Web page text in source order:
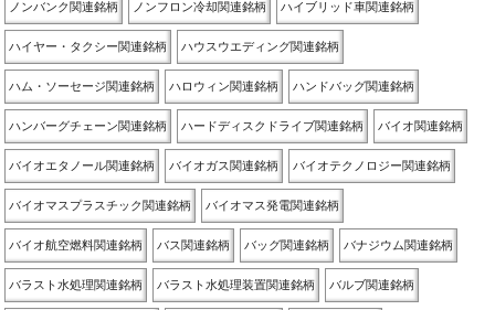
ノンバンク関連銘柄 ノンフロン冷却関連銘柄 ハイブリッド車関連銘柄
ハイヤー・タクシー関連銘柄 ハウスウエディング関連銘柄
ハム・ソーセージ関連銘柄 ハロウィン関連銘柄 ハンドバッグ関連銘柄
ハンバーグチェーン関連銘柄 ハードディスクドライブ関連銘柄 バイオ関連銘柄
バイオエタノール関連銘柄 バイオガス関連銘柄 バイオテクノロジー関連銘柄
バイオマスプラスチック関連銘柄 バイオマス発電関連銘柄
バイオ航空燃料関連銘柄 バス関連銘柄 バッグ関連銘柄 バナジウム関連銘柄
バラスト水処理関連銘柄 バラスト水処理装置関連銘柄 バルブ関連銘柄